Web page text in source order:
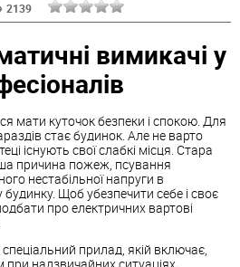
2139
вимикачі у
мати куточок безпеки і спокою. Для
стає будинок. Але не варто
існують свої слабкі місця. Стара
причина пожеж, псування
нестабільної напруги в
Щоб убезпечити себе і своє
про електричних вартові
прилад, якій включає,